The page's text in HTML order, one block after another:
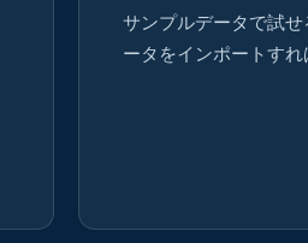
サンプルデータで試
ータをインポートすれ